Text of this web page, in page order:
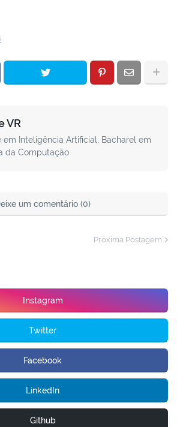
VR
em Inteligência Artificial, Bacharel em
da Computação
um comentário (0)
Próxima Postagem
Instagram
Twitter
Facebook
LinkedIn
Github